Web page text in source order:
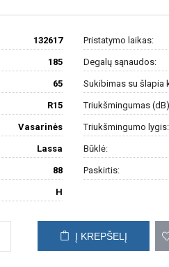
132617 Pristatymo laikas:
185
65
R15
Vasarinės
Lassa
88
H
Degalų sąnaudos:
Sukibimas su šlapia
Triukšmingumas
Triukšmingumo lygis:
Būklė:
Paskirtis:
Į KREPŠELĮ